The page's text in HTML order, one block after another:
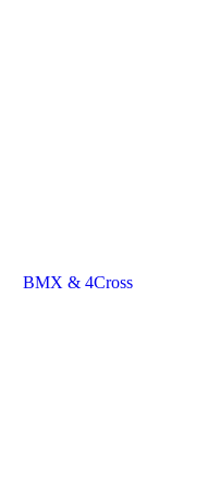
BMX & 4Cross